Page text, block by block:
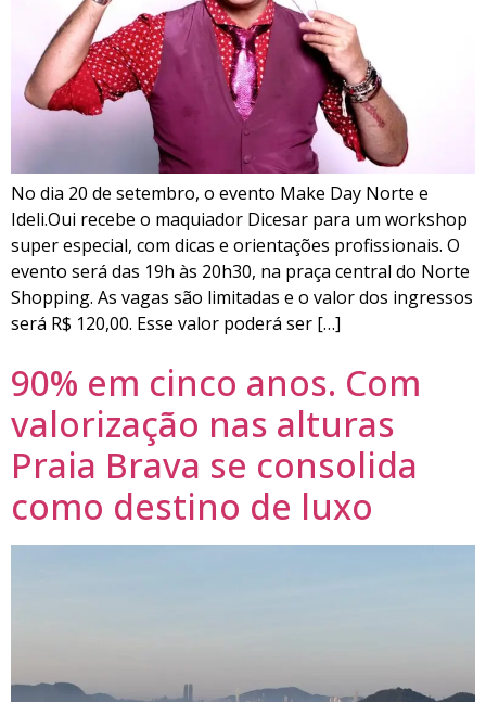
No dia 20 de setembro, o evento Make Day Norte e
Ideli.Oui recebe o maquiador Dicesar para um workshop
super especial, com dicas e orientações profissionais. O
evento será das 19h às 20h30, na praça central do Norte
Shopping. As vagas são limitadas e o valor dos ingressos
será R$ 120,00. Esse valor poderá ser […]
90% em cinco anos. Com
valorização nas alturas
Praia Brava se consolida
como destino de luxo